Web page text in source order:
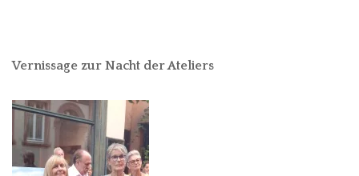
Vernissage zur Nacht der Ateliers